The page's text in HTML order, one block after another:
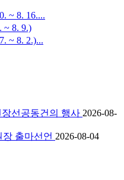
~ 8. 16....
~ 8. 9.)
~ 8. 2.)...
장선공동건의 행사 2026-08-
출마선언 2026-08-04